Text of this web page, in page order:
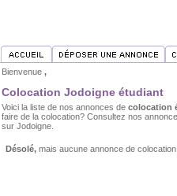
Bienvenue ,
Colocation Jodoigne étudiant
Voici la liste de nos annonces de colocation
faire de la colocation? Consultez nos
sur Jodoigne.
Désolé, mais aucune annonce de